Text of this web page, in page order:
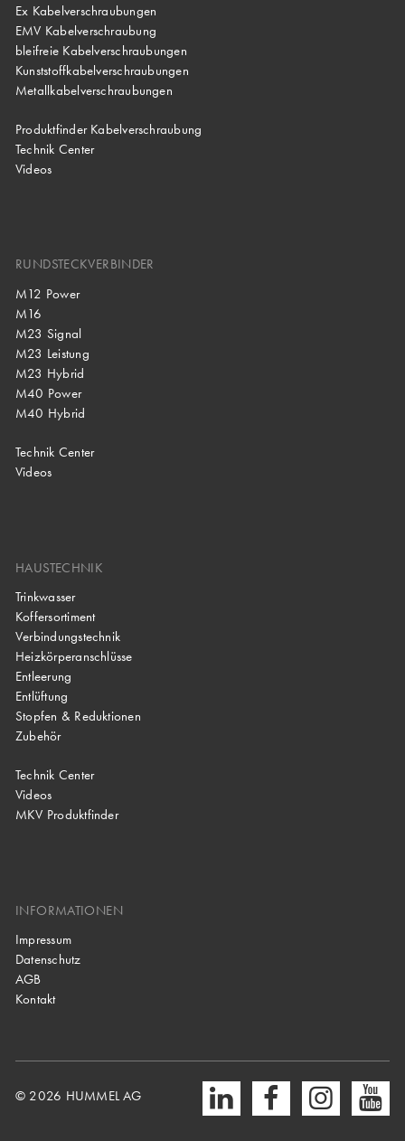
Ex Kabelverschraubungen
EMV Kabelverschraubung
bleifreie Kabelverschraubungen
Kunststoffkabelverschraubungen
Metallkabelverschraubungen
Produktfinder Kabelverschraubung
Technik Center
Videos
RUNDSTECKVERBINDER
M12 Power
M16
M23 Signal
M23 Leistung
M23 Hybrid
M40 Power
M40 Hybrid
Technik Center
Videos
HAUSTECHNIK
Trinkwasser
Koffersortiment
Verbindungstechnik
Heizkörperanschlüsse
Entleerung
Entlüftung
Stopfen & Reduktionen
Zubehör
Technik Center
Videos
MKV Produktfinder
INFORMATIONEN
Impressum
Datenschutz
AGB
Kontakt
© 2026 HUMMEL AG